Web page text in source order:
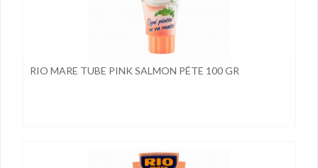
RIO MARE TUBE PINK SALMON PÉTE 100 GR